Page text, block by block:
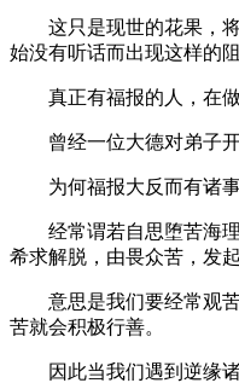
这只是现世的花果，将
始没有听话而出现这样的
真正有福报的人，在做
曾经一位大德对弟子开
为何福报大反而有诸事
经常谓若自思堕苦海理
希求解脱，由畏众苦，发
意思是我们要经常观苦
苦就会积极行善。
因此当我们遇到逆缘诸